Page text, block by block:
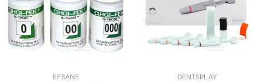
EFSANE DENTSPLAY